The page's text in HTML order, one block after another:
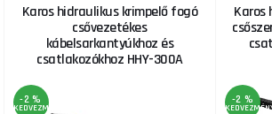
Karos hidraulikus krimpelő fogó
csővezetékes
kábelsarkantyúkhoz és
csatlakozókhoz HHY-300A
-2 %
KEDVEZMÉNY
Karos
-2 %